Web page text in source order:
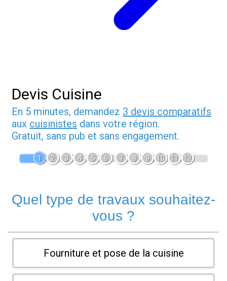
Devis Cuisine
En 5 minutes, demandez 3 devis comparatifs
aux cuisinistes dans votre région.
Gratuit, sans pub et sans engagement.
1 2 3 4 5 6 7 8 9 10 11 12
Quel type de travaux souhaitez-
vous ?
Fourniture et pose de la cuisine